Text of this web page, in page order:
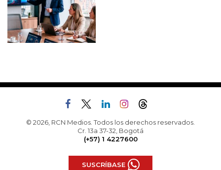
© 2026, RCN Medios. Todos los derechos reservados.
Cr. 13a 37-32, Bogotá
(+57) 1 4227600
SUSCRÍBASE